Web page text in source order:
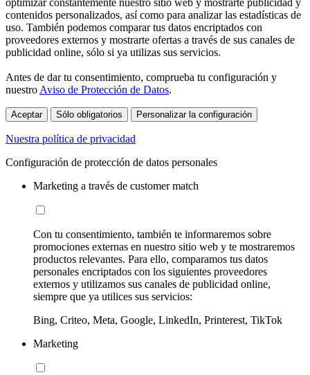
optimizar constantemente nuestro sitio web y mostrarte publicidad y
contenidos personalizados, así como para analizar las estadísticas de
uso. También podemos comparar tus datos encriptados con
proveedores externos y mostrarte ofertas a través de sus canales de
publicidad online, sólo si ya utilizas sus servicios.
Antes de dar tu consentimiento, comprueba tu configuración y
nuestroAviso de Protección de Datos.
Aceptar Sólo obligatorios Personalizar la configuración
Nuestra política de privacidad
Configuración de protección de datos personales
Marketing a través de customer match
Con tu consentimiento, también te informaremos sobre
promociones externas en nuestro sitio web y te mostraremos
productos relevantes. Para ello, comparamos tus datos
personales encriptados con los siguientes proveedores
externos y utilizamos sus canales de publicidad online,
siempre que ya utilices sus servicios:
Bing, Criteo, Meta, Google, LinkedIn, Printerest, TikTok
Marketing